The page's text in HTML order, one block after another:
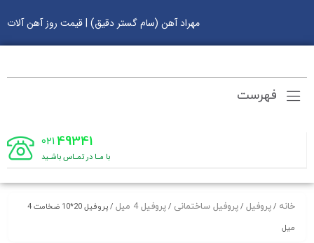
مهراد آهن (سام گستر دقیق) | قیمت روز آهن آلات
فهرست
49341
021
با مـا در تمـاس باشـید
خانه /پروفیل /پروفیل ساختمانی /پروفیل 4 میل
/ پروفیل 20*10 ضخامت 4
میل